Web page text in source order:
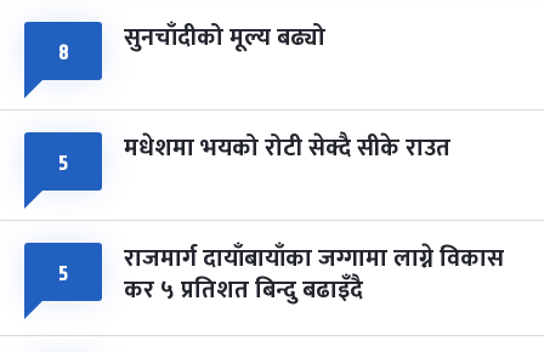
८ सुनचाँदीको मूल्य बढ्यो
५ मधेशमा भयको रोटी सेक्दै सीके राउत
५ राजमार्ग दायाँबायाँका जग्गामा लाग्ने विकास
कर ५ प्रतिशत बिन्दु बढाइँदै